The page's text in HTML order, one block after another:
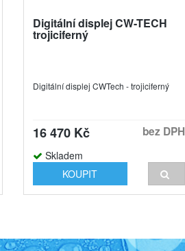
Digitální displej CW-TECH
trojiciferný
Digitální displej CWTech - trojiciferný
16 470 Kč bez DPH
Skladem
KOUPIT